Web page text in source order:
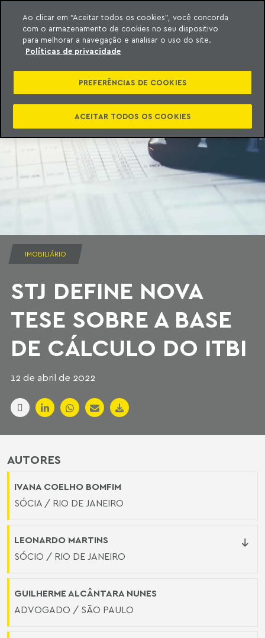
o conteúdo
Machado Meyer
IMOBILIÁRIO
STJ DEFINE NOVA
TESE SOBRE A BASE
DE CÁLCULO DO ITBI
12 de abril de 2022
AUTORES
IVANA COELHO BOMFIM
SÓCIA / RIO DE JANEIRO
LEONARDO MARTINS
SÓCIO / RIO DE JANEIRO
GUILHERME ALCÂNTARA NUNES
ADVOGADO / SÃO PAULO
Ao clicar em “Aceitar todos os cookies”, você concorda
com o armazenamento de cookies no seu dispositivo
para melhorar a navegação e analisar o uso do site.
Políticas de privacidade
PREFERÊNCIAS DE COOKIES
ACEITAR TODOS OS COOKIES